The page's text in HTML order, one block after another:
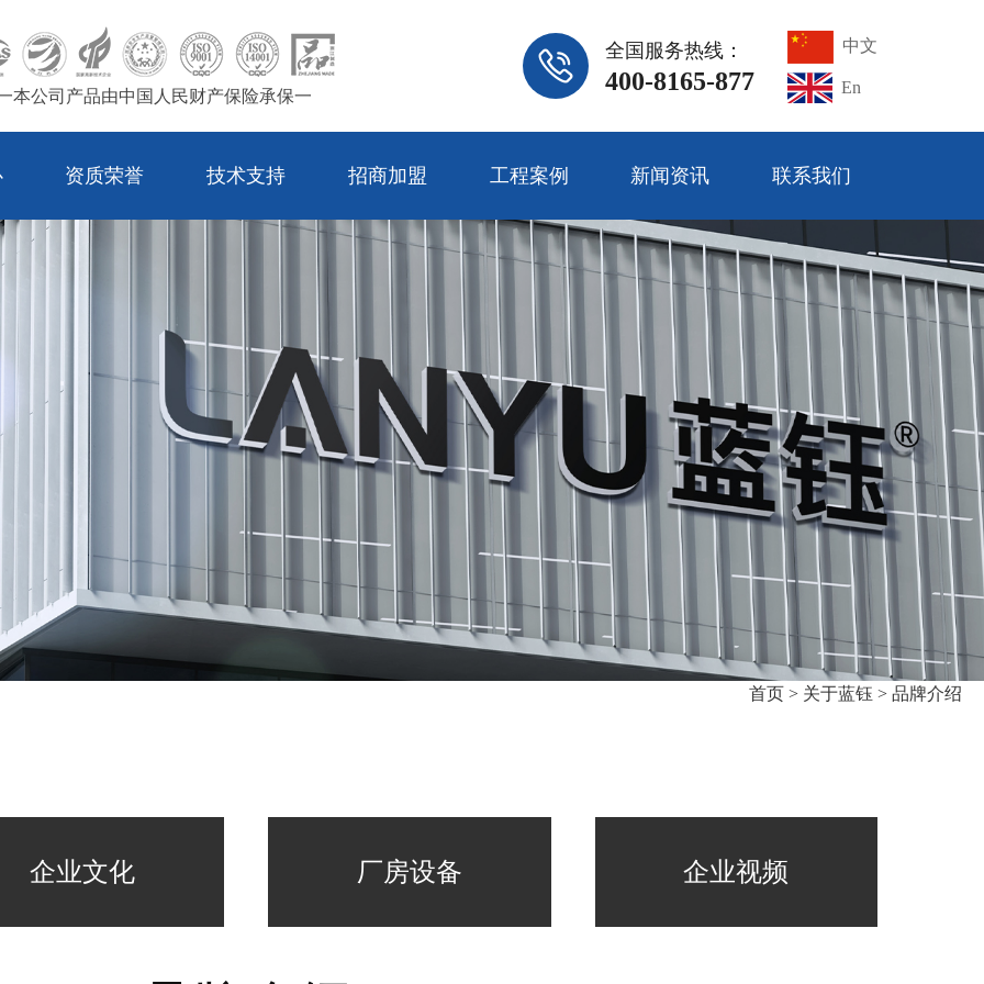
本公司产品由中国人民财产保险承保一
全国服务热线：
400-8165-877
中文
En
资质荣誉 技术支持 招商加盟 工程案例 新闻资讯 联系我们
首页 > 关于蓝钰 > 品牌介绍
企业文化 厂房设备 企业视频